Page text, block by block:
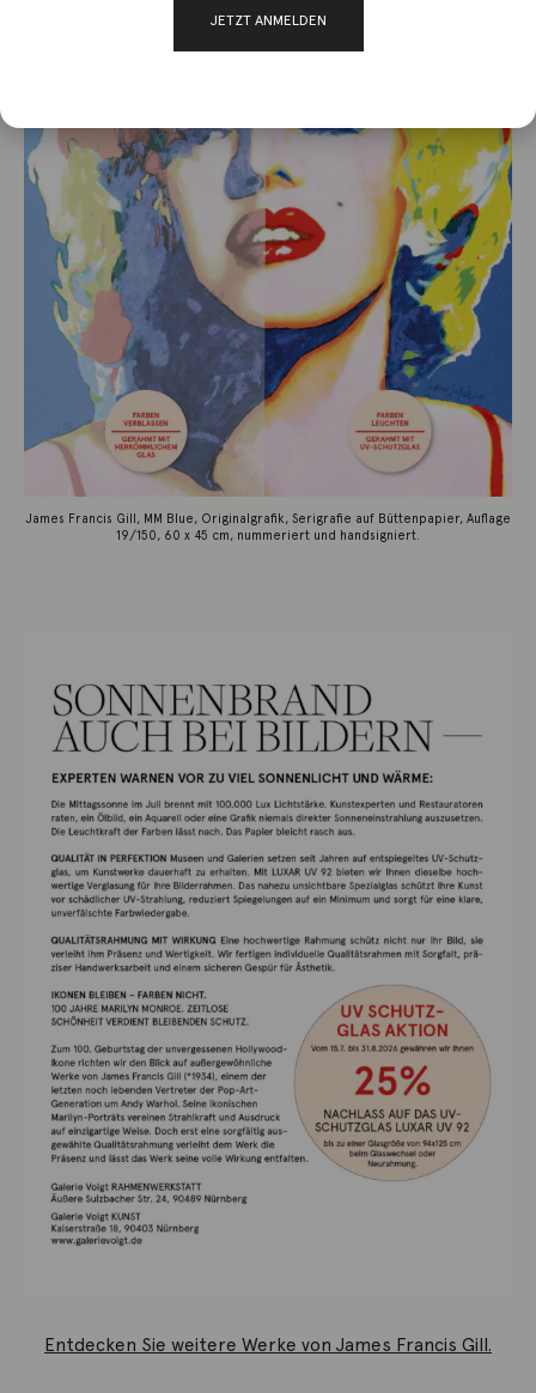
James Francis Gill, MM Blue, Originalgrafik, Serigrafie auf Büttenpapier, Auflage
19/150, 60 x 45 cm, nummeriert und handsigniert.
Entdecken Sie weitere Werke von James Francis Gill.
JETZT ANMELDEN